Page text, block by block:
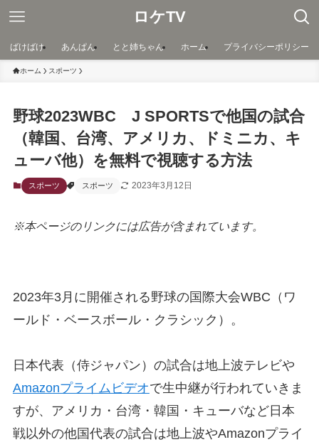
ロケTV
ばけばけ あんぱん とと姉ちゃん ホーム プライバシーポリシー
ホーム スポーツ
野球2023WBC J SPORTSで他国の試合
（韓国、台湾、アメリカ、ドミニカ、キ
ューバ他）を無料で視聴する方法
スポーツ スポーツ 2023年3月12日
※本ページのリンクには広告が含まれています。
2023年3月に開催される野球の国際大会WBC（ワ
ールド・ベースボール・クラシック）。
日本代表（侍ジャパン）の試合は地上波テレビや
Amazonプライムビデオで生中継が行われていきま
すが、アメリカ・台湾・韓国・キューバなど日本
戦以外の他国代表の試合は地上波やAmazonプライ